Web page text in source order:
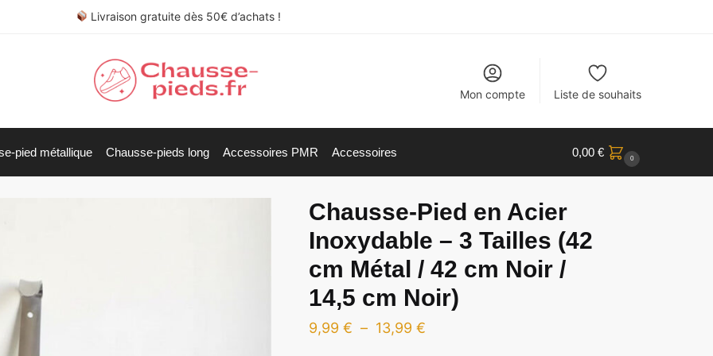
Livraison gratuite dès 50€ d’achats !
Mon compte Liste de souhaits
pied métallique Chausse-pieds long Accessoires PMR Accessoires 0,00 € 0
Chausse-Pied en Acier
Inoxydable – 3 Tailles (42
cm Métal / 42 cm Noir /
14,5 cm Noir)
9,99 € – 13,99 €Plage